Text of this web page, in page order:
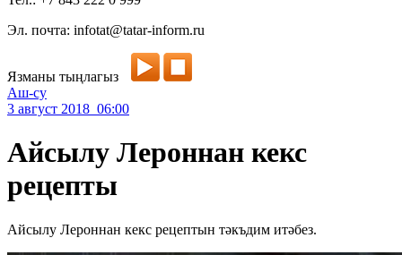
Эл. почта: infotat@tatar-inform.ru
Язманы тыңлагыз
Аш-су
3 август 2018 06:00
Айсылу Лероннан кекс
рецепты
Айсылу Лероннан кекс рецептын тәкъдим итәбез.